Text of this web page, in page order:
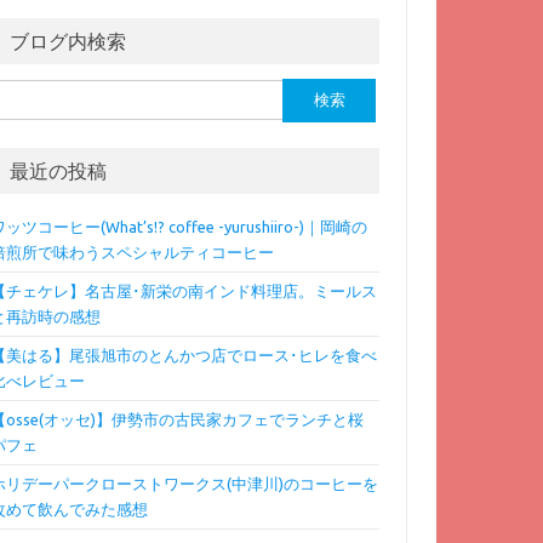
ブログ内検索
:
最近の投稿
ッツコーヒー(What’s!? coffee -yurushiiro-)｜岡崎の
煎所で味わうスペシャルティコーヒー
チェケレ】名古屋･新栄の南インド料理店。ミールス
再訪時の感想
美はる】尾張旭市のとんかつ店でロース･ヒレを食べ
べレビュー
osse(オッセ)】伊勢市の古民家カフェでランチと桜
フェ
リデーパークローストワークス(中津川)のコーヒーを
めて飲んでみた感想